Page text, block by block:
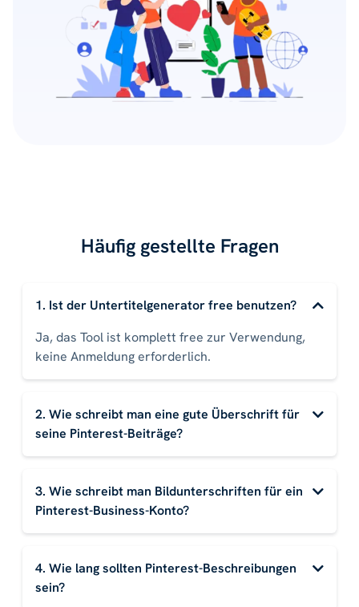
Häufig gestellte Fragen
1. Ist der Untertitelgenerator free benutzen?
Ja, das Tool ist komplett free zur Verwendung,
keine Anmeldung erforderlich.
2. Wie schreibt man eine gute Überschrift für
seine Pinterest-Beiträge?
3. Wie schreibt man Bildunterschriften für ein
Pinterest-Business-Konto?
4. Wie lang sollten Pinterest-Beschreibungen
sein?